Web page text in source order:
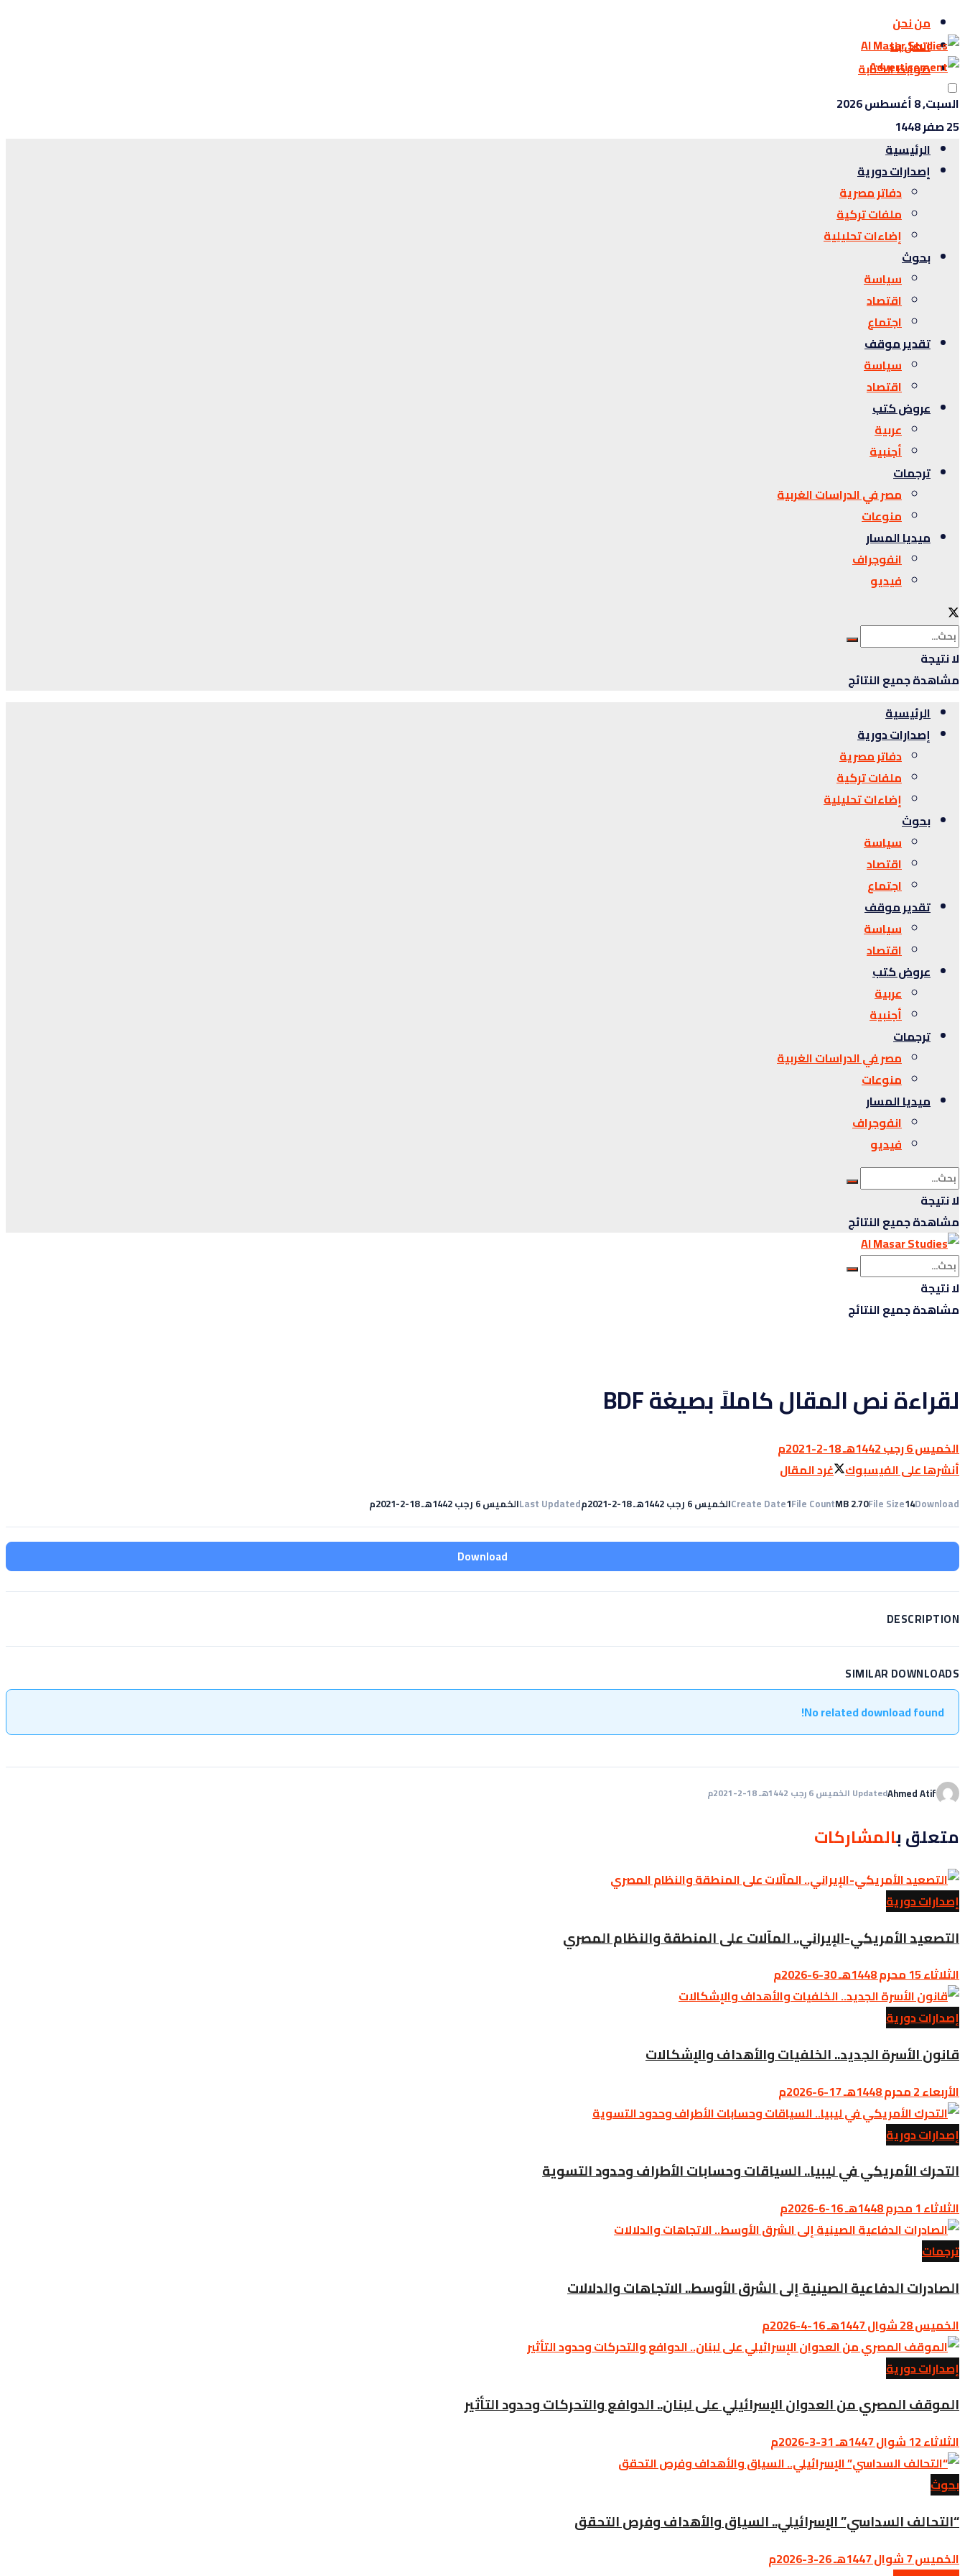
من نحن
اتصل بنا
ضوابط الكتابة
السبت, 8 أغسطس 2026
25 صفر 1448
الرئيسية
إصدارات دورية
دفاتر مصرية
ملفات تركية
إضاءات تحليلية
بحوث
سياسة
اقتصاد
اجتماع
تقدير موقف
سياسة
اقتصاد
عروض كتب
عربية
أجنبية
ترجمات
مصر في الدراسات الغربية
منوعات
ميديا المسار
انفوجراف
فيديو
لا نتيجة
مشاهدة جميع النتائج
الرئيسية
إصدارات دورية
دفاتر مصرية
ملفات تركية
إضاءات تحليلية
بحوث
سياسة
اقتصاد
اجتماع
تقدير موقف
سياسة
اقتصاد
عروض كتب
عربية
أجنبية
ترجمات
مصر في الدراسات الغربية
منوعات
ميديا المسار
انفوجراف
فيديو
لا نتيجة
مشاهدة جميع النتائج
لا نتيجة
مشاهدة جميع النتائج
لقراءة نص المقال كاملاً بصيغة BDF
الخميس 6 رجب 1442هـ 18-2-2021م
أنشرها على الفيسبوك غرد المقال
Download
14
File Size
2.70 MB
File Count
1
Create Dateالخميس 6 رجب 1442هـ 18-2-2021م Last Updatedالخميس 6 رجب 1442هـ 18-2-2021م
Download
DESCRIPTION
SIMILAR DOWNLOADS
No related download found!
Ahmed AtifUpdated الخميس 6 رجب 1442هـ 18-2-2021م
متعلق بالمشاركات
إصدارات دورية
التصعيد الأمريكي-الإيراني.. المآلات على المنطقة والنظام المصري
الثلاثاء 15 محرم 1448هـ 30-6-2026م
إصدارات دورية
قانون الأسرة الجديد.. الخلفيات والأهداف والإشكالات
الأربعاء 2 محرم 1448هـ 17-6-2026م
إصدارات دورية
التحرك الأمريكي في ليبيا.. السياقات وحسابات الأطراف وحدود التسوية
الثلاثاء 1 محرم 1448هـ 16-6-2026م
ترجمات
الصادرات الدفاعية الصينية إلى الشرق الأوسط.. الاتجاهات والدلالات
الخميس 28 شوال 1447هـ 16-4-2026م
إصدارات دورية
الموقف المصري من العدوان الإسرائيلي على لبنان.. الدوافع والتحركات وحدود التأثير
الثلاثاء 12 شوال 1447هـ 31-3-2026م
بحوث
“التحالف السداسي” الإسرائيلي.. السياق والأهداف وفرص التحقق
الخميس 7 شوال 1447هـ 26-3-2026م